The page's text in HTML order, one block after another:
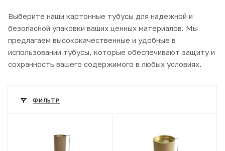
Выберите наши картонные тубусы для надежной и
безопасной упаковки ваших ценных материалов. Мы
предлагаем высококачественные и удобные в
использовании тубусы, которые обеспечивают защиту и
сохранность вашего содержимого в любых условиях.
ФИЛЬТР